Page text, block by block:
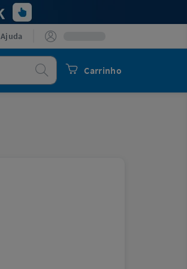
Ajuda
Carrinho
Procurar